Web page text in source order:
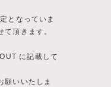
となっていま
頂きます。
に記載して
願いいたしま